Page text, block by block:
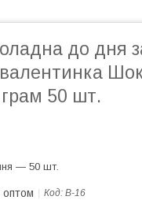
до дня
50 шт.
— 50 шт.
оптом Код: В-16